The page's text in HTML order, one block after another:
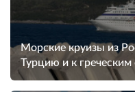
Морские круизы из
Турцию и к греческим